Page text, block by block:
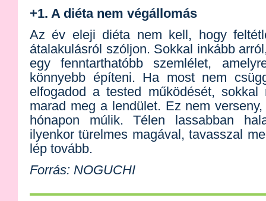
+1. A diéta nem végállomás
Az év eleji diéta nem kell, hogy
átalakulásról szóljon. Sokkal inkább
egy fenntarthatóbb szemlélet,
könnyebb építeni. Ha most nem
elfogadod a tested működését, sokkal
marad meg a lendület. Ez nem
hónapon múlik. Télen lassabban
ilyenkor türelmes magával, tavasszal
lép tovább.
Forrás: NOGUCHI